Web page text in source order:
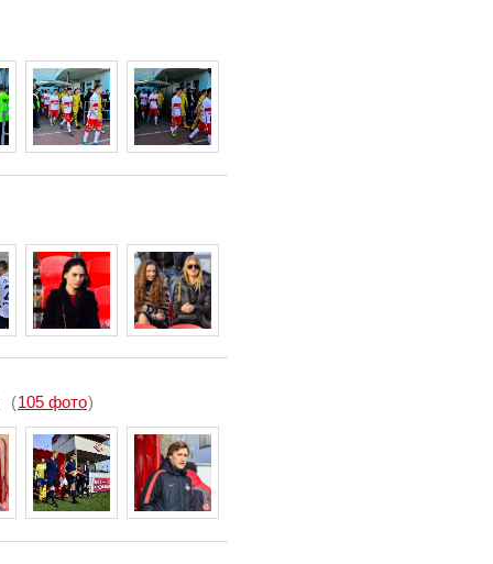
(105 фото)